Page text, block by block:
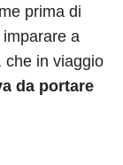
prima di
a
che in viaggio
da portare